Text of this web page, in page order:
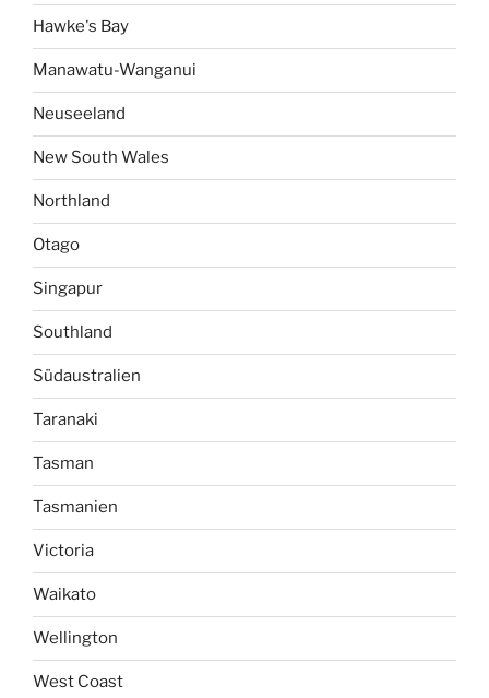
Hawke's Bay
Manawatu-Wanganui
Neuseeland
New South Wales
Northland
Otago
Singapur
Southland
Südaustralien
Taranaki
Tasman
Tasmanien
Victoria
Waikato
Wellington
West Coast